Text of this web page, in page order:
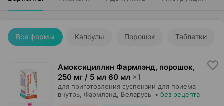
Все формы Капсулы Порошок Таблетки
Амоксициллин Фармлэнд, порошок,
250 мг / 5 мл 60 мл ×1
для приготовления суспензии для приема
внутрь, Фармлэнд , Беларусь • без рецепта